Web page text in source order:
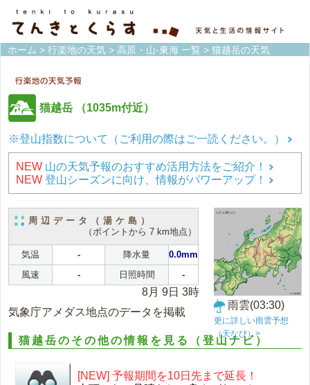
ホーム > 行楽地の天気 > 高原・山-東海 一覧 > 猫越岳の天気
猫越岳 （1035m付近）
※登山指数について（ご利用の際はご一読ください。）
NEW 山の天気予報のおすすめ活用方法をご紹介！
NEW 登山シーズンに向け、情報がパワーアップ！
周辺データ（湯ケ島）
（ポイントから 7 km地点）
気温 - 降水量
0.0mm
風速
- 日照時間 -
8月 9日 3時
気象庁アメダス地点のデータを掲載
雨雲(03:30)
更に詳しい雨雲予想
（天なび）>
猫越岳のその他の情報を見る（登山ナビ）
[NEW] 予報期間を10日先まで延長！